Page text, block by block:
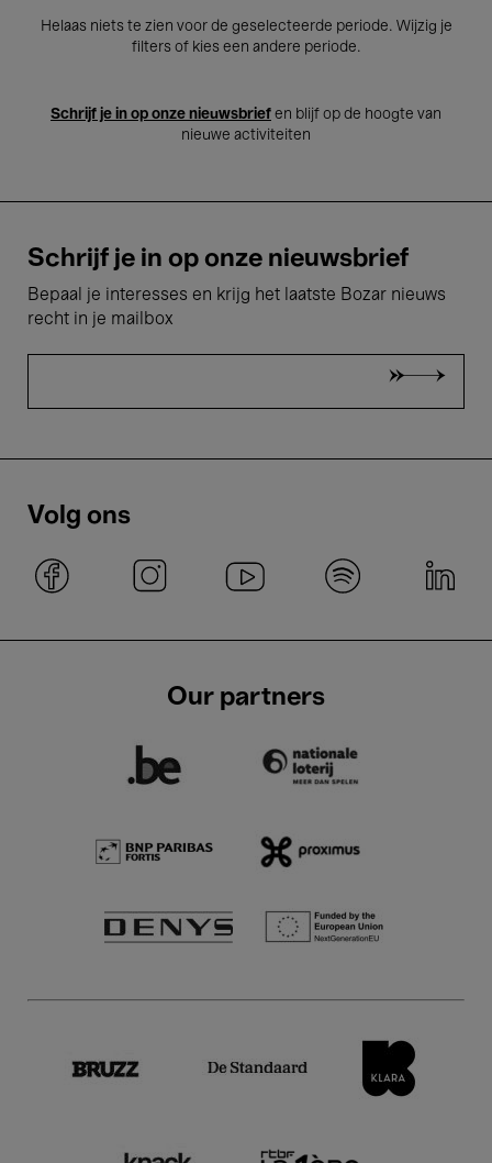
Helaas niets te zien voor de geselecteerde periode. Wijzig je
filters of kies een andere periode.
Schrijf je in op onze nieuwsbrief en blijf op de hoogte van
nieuwe activiteiten
Schrijf je in op onze nieuwsbrief
Bepaal je interesses en krijg het laatste Bozar nieuws
recht in je mailbox
Volg ons
Our partners